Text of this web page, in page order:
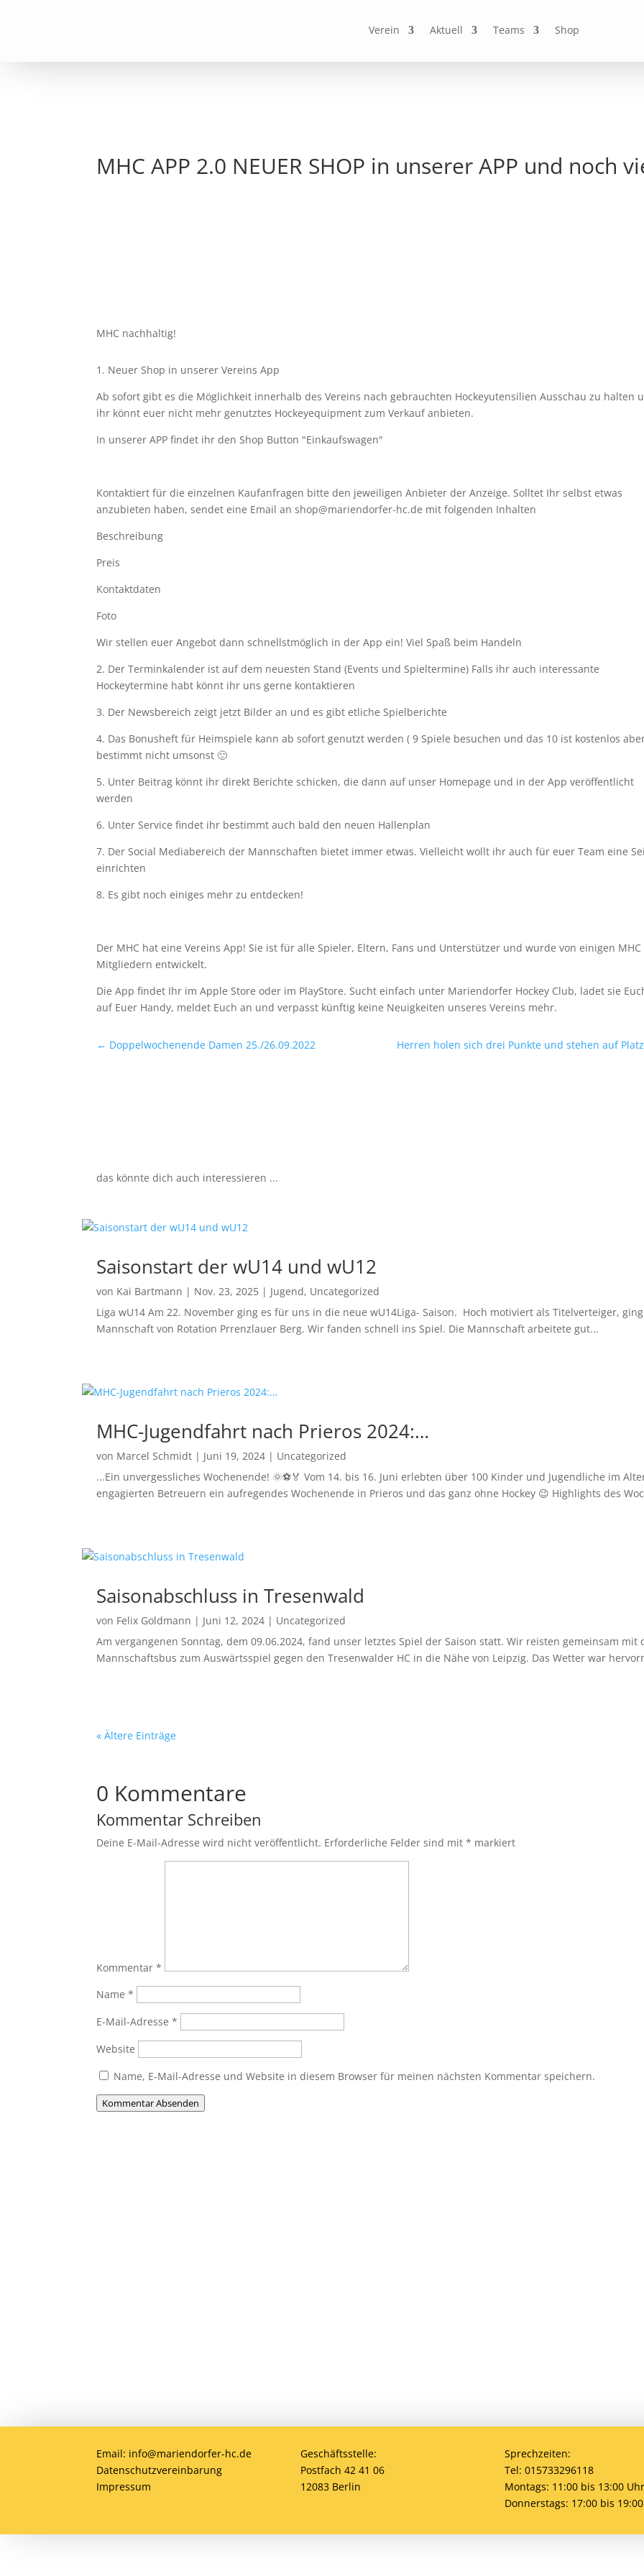
Verein Aktuell Teams Shop
MHC APP 2.0 NEUER SHOP in unserer APP und noch
MHC nachhaltig!
1. Neuer Shop in unserer Vereins App
Ab sofort gibt es die Möglichkeit innerhalb des Vereins nach gebrauchten Hockeyutensilien Ausschau zu halten
ihr könnt euer nicht mehr genutztes Hockeyequipment zum Verkauf anbieten.
In unserer APP findet ihr den Shop Button "Einkaufswagen"
Kontaktiert für die einzelnen Kaufanfragen bitte den jeweiligen Anbieter der Anzeige. Solltet Ihr selbst etwas
anzubieten haben, sendet eine Email an shop@mariendorfer-hc.de mit folgenden Inhalten
Beschreibung
Preis
Kontaktdaten
Foto
Wir stellen euer Angebot dann schnellstmöglich in der App ein! Viel Spaß beim Handeln
2. Der Terminkalender ist auf dem neuesten Stand (Events und Spieltermine) Falls ihr auch interessante
Hockeytermine habt könnt ihr uns gerne kontaktieren
3. Der Newsbereich zeigt jetzt Bilder an und es gibt etliche Spielberichte
4. Das Bonusheft für Heimspiele kann ab sofort genutzt werden ( 9 Spiele besuchen und das 10 ist kostenlos
bestimmt nicht umsonst 🙂
5. Unter Beitrag könnt ihr direkt Berichte schicken, die dann auf unser Homepage und in der App veröffentlicht
werden
6. Unter Service findet ihr bestimmt auch bald den neuen Hallenplan
7. Der Social Mediabereich der Mannschaften bietet immer etwas. Vielleicht wollt ihr auch für euer Team eine
einrichten
8. Es gibt noch einiges mehr zu entdecken!
Der MHC hat eine Vereins App! Sie ist für alle Spieler, Eltern, Fans und Unterstützer und wurde von einigen MHC
Mitgliedern entwickelt.
Die App findet Ihr im Apple Store oder im PlayStore. Sucht einfach unter Mariendorfer Hockey Club, ladet sie
auf Euer Handy, meldet Euch an und verpasst künftig keine Neuigkeiten unseres Vereins mehr.
← Doppelwochenende Damen 25./26.09.2022 Herren holen sich drei Punkte und stehen auf
das könnte dich auch interessieren ...
Saisonstart der wU14 und wU12
von Kai Bartmann | Nov. 23, 2025 | Jugend, Uncategorized
Liga wU14 Am 22. November ging es für uns in die neue wU14Liga- Saison. Hoch motiviert als Titelverteiger,
Mannschaft von Rotation Prrenzlauer Berg. Wir fanden schnell ins Spiel. Die Mannschaft arbeitete gut...
MHC-Jugendfahrt nach Prieros 2024:…
von Marcel Schmidt | Juni 19, 2024 | Uncategorized
...Ein unvergessliches Wochenende! 🌞⚽🏅 Vom 14. bis 16. Juni erlebten über 100 Kinder und Jugendliche im
engagierten Betreuern ein aufregendes Wochenende in Prieros und das ganz ohne Hockey 😉 Highlights des
Saisonabschluss in Tresenwald
von Felix Goldmann | Juni 12, 2024 | Uncategorized
Am vergangenen Sonntag, dem 09.06.2024, fand unser letztes Spiel der Saison statt. Wir reisten gemeinsam
Mannschaftsbus zum Auswärtsspiel gegen den Tresenwalder HC in die Nähe von Leipzig. Das Wetter war
« Ältere Einträge
0 Kommentare
Kommentar Schreiben
Deine E-Mail-Adresse wird nicht veröffentlicht. Erforderliche Felder sind mit* markiert
Kommentar*
Name*
E-Mail-Adresse*
Website
Name, E-Mail-Adresse und Website in diesem Browser für meinen nächsten Kommentar speichern.
Kommentar Absenden
Email: info@mariendorfer-hc.de
Datenschutzvereinbarung
Impressum
Geschäftsstelle:
Postfach 42 41 06
12083 Berlin
Sprechzeiten:
Tel: 015733296118
Montags: 11:00 bis 13:00 Uhr
Donnerstags: 17:00 bis